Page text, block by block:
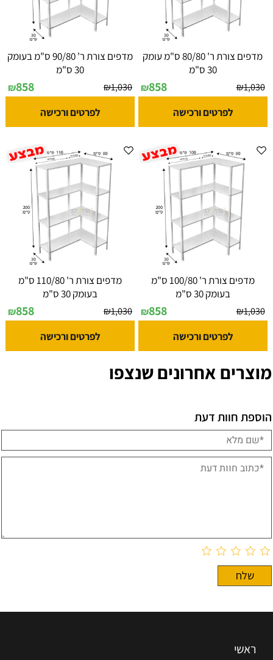
מדפים צורת ר' 80/80 ס"מ עומק
30 ס"מ
₪1,030
₪858
לפרטים ורכישה
מדפים צורת ר' 90/80 ס"מ בעומק
30 ס"מ
₪1,030
₪858
לפרטים ורכישה
מדפים צורת ר' 100/80 ס"מ
בעומק 30 ס"מ
₪1,030
₪858
לפרטים ורכישה
מדפים צורת ר' 110/80 ס"מ
בעומק 30 ס"מ
₪1,030
₪858
לפרטים ורכישה
מוצרים אחרונים שנצפו
הוספת חוות דעת
ראשי